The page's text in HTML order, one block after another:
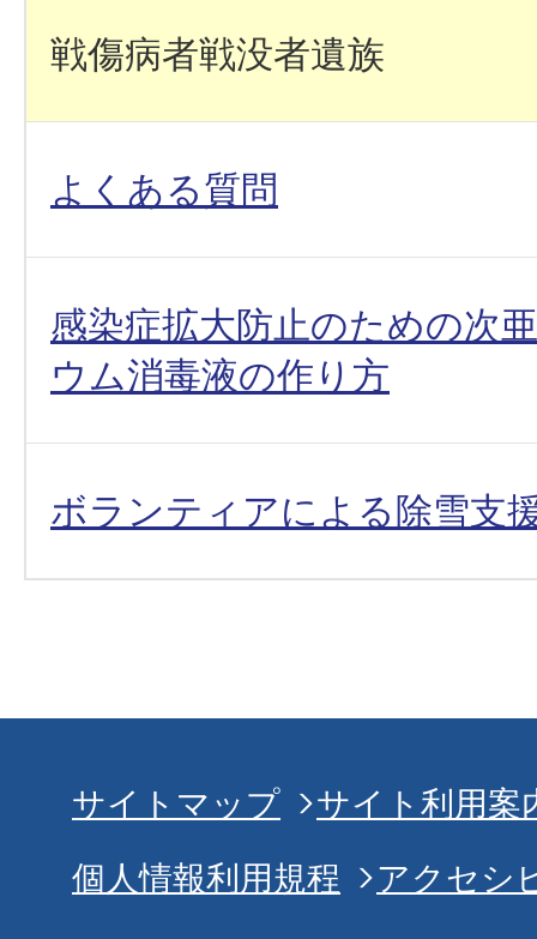
戦傷病者戦没者遺族
よくある質問
感染症拡大防止のための次
ウム消毒液の作り方
ボランティアによる除雪支
サイトマップ
サイト利用案
個人情報利用規程
アクセシ